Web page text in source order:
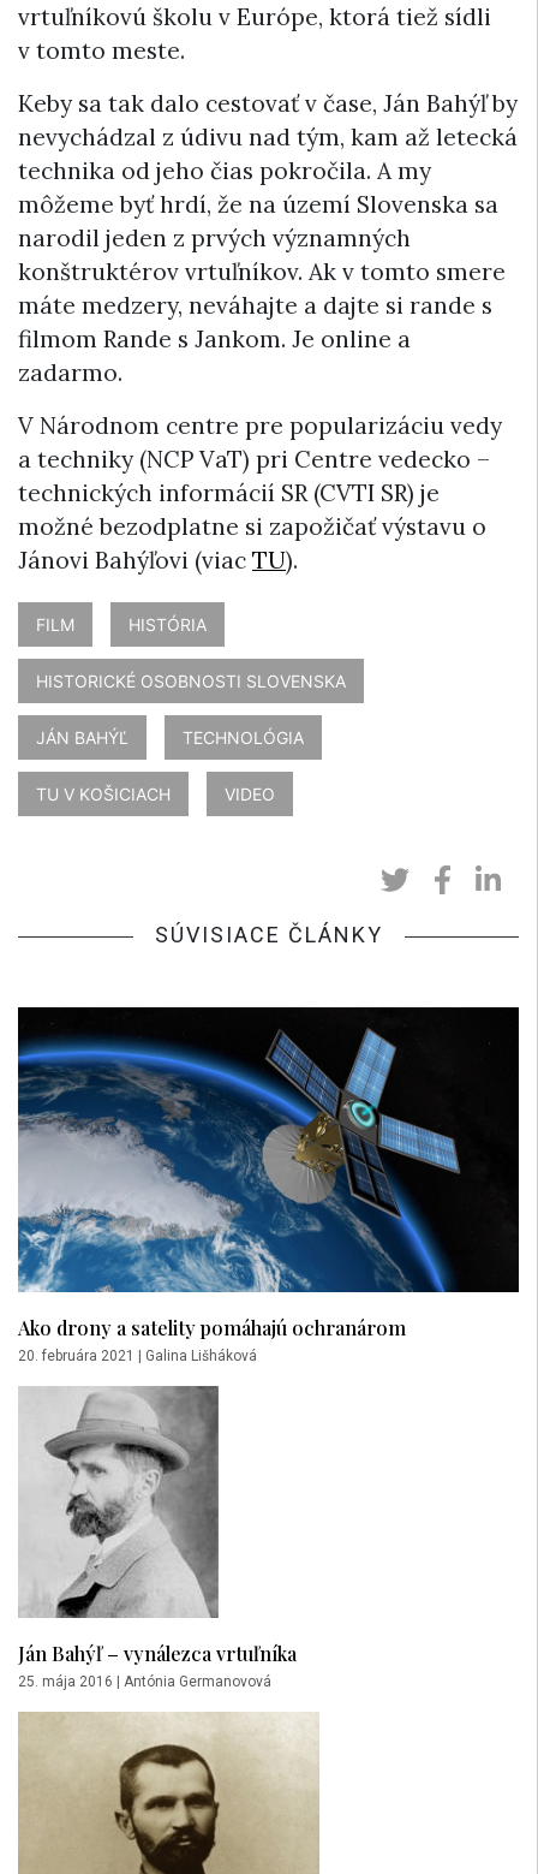
vrtuľníkovú školu v Európe, ktorá tiež sídli
v tomto meste.
Keby sa tak dalo cestovať v čase, Ján Bahýľ by
nevychádzal z údivu nad tým, kam až letecká
technika od jeho čias pokročila. A my
môžeme byť hrdí, že na území Slovenska sa
narodil jeden z prvých významných
konštruktérov vrtuľníkov. Ak v tomto smere
máte medzery, neváhajte a dajte si rande s
filmom Rande s Jankom. Je online a
zadarmo.
V Národnom centre pre popularizáciu vedy
a techniky (NCP VaT) pri Centre vedecko –
technických informácií SR (CVTI SR) je
možné bezodplatne si zapožičať výstavu o
Jánovi Bahýľovi (viac TU).
FILM HISTÓRIA
HISTORICKÉ OSOBNOSTI SLOVENSKA
JÁN BAHÝĽ TECHNOLÓGIA
TU V KOŠICIACH VIDEO
SÚVISIACE ČLÁNKY
Ako drony a satelity pomáhajú ochranárom
20. februára 2021 | Galina Lišháková
Ján Bahýľ – vynálezca vrtuľníka
25. mája 2016 | Antónia Germanovová